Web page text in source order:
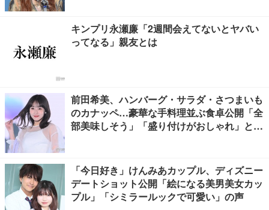
キンプリ永瀬廉「2週間会えてないとヤバい
ってなる」親友とは
前田希美、ハンバーグ・サラダ・さつまいも
のカナッペ…豪華な手料理並ぶ食卓公開「全
部美味しそう」「盛り付けがおしゃれ」と絶
「今日好き」けんみあカップル、ディズニー
デートショット公開「絵になる美男美女カッ
プル」「シミラールックで可愛い」の声